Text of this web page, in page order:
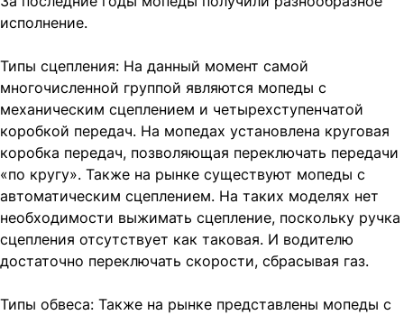
исполнение.
Типы сцепления: На данный момент самой
многочисленной группой являются мопеды с
механическим сцеплением и четырехступенчатой
коробкой передач. На мопедах установлена круговая
коробка передач, позволяющая переключать передачи
«по кругу». Также на рынке существуют мопеды с
автоматическим сцеплением. На таких моделях нет
необходимости выжимать сцепление, поскольку ручка
сцепления отсутствует как таковая. И водителю
достаточно переключать скорости, сбрасывая газ.
Типы обвеса: Также на рынке представлены мопеды с